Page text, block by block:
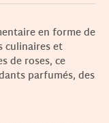
en forme de
culinaires et
de roses, ce
parfumés, des